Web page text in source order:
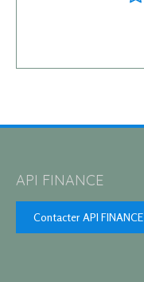
API FINANCE
Contacter API FINANCE